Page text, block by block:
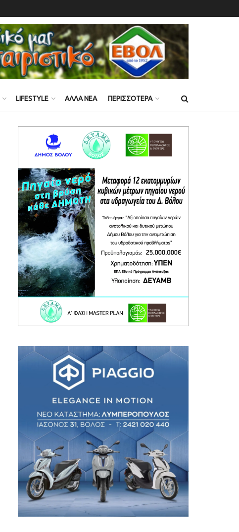
LIFESTYLE ΑΛΛΑ ΝΕΑ ΠΕΡΙΣΣΟΤΕΡΑ